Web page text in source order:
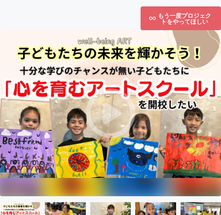
もう一度プロジェク
トをやってほしい